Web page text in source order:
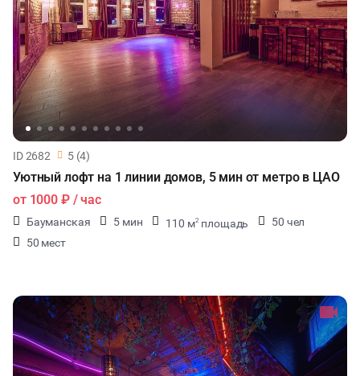
ID 2682 5 (4)
Уютный лофт на 1 линии домов, 5 мин от метро в ЦАО
от 1000 ₽/ час
Бауманская 5 мин 110 м2 площадь
50 чел
50 мест